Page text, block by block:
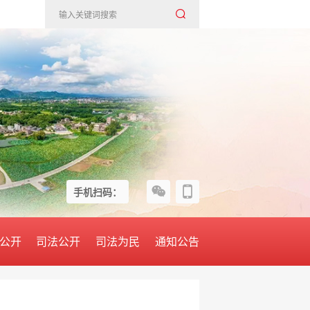
手机扫码：
开 司法公开 司法为民 通知公告